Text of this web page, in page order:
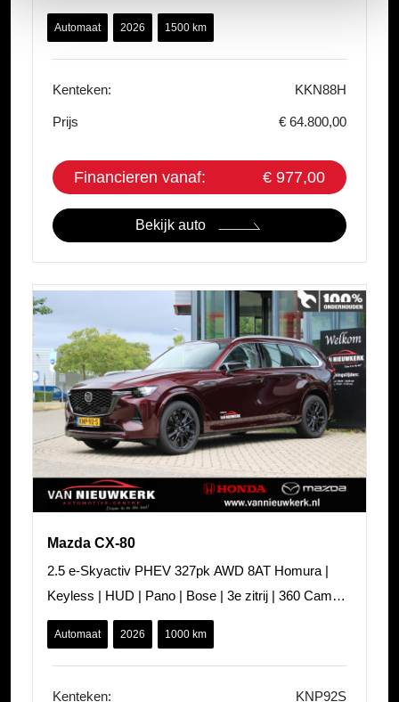
HUD | ACC | Stoel verwarming &
Automaat 2026 1500 km
Kenteken: KKN88H
Prijs € 64.800,00
Financieren vanaf: € 977,00
Bekijk auto
Mazda CX-80
2.5 e-Skyactiv PHEV 327pk AWD 8AT Homura |
Keyless | HUD | Pano | Bose | 3e zitrij | 360 Camera
| ACC | Stoel & Stuur verwarming
Automaat 2026 1000 km
Kenteken: KNP92S